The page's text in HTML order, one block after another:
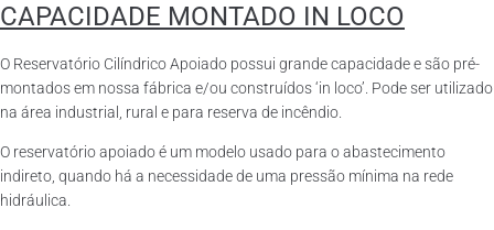
CAPACIDADE MONTADO IN LOCO
O Reservatório Cilíndrico Apoiado possui grande capacidade e são pré-
montados em nossa fábrica e/ou construídos ‘in loco’. Pode ser utilizado
na área industrial, rural e para reserva de incêndio.
O reservatório apoiado é um modelo usado para o abastecimento
indireto, quando há a necessidade de uma pressão mínima na rede
hidráulica.